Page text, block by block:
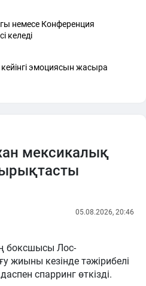
немесе Конференция
келеді
эмоциясын жасыра
мексикалық
05.08.2026, 20:46
боксшысы Лос-
жиыны кезінде тәжірибелі
спарринг өткізді.